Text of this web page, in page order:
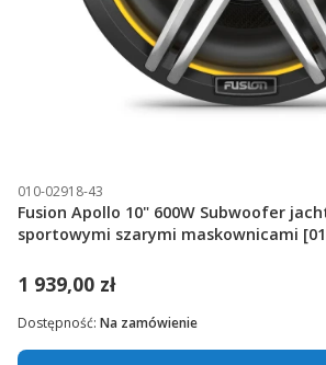
010-02918-43
Fusion Apollo 10" 600W Subwoofer
sportowymi szarymi maskownicami
1 939,00 zł
Dostępność: Na zamówienie